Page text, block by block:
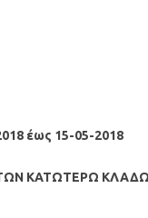
έως 15-05-2018
ΚΑΤΩΤΕΡΩ